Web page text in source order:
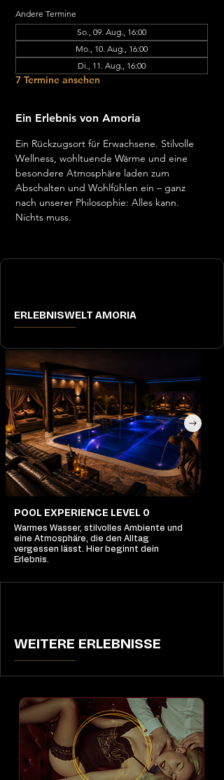
Andere Termine
So., 09. Aug., 16:00
Mo., 10. Aug., 16:00
Di., 11. Aug., 16:00
7 Termine ansehen
Ein Erlebnis von Amoria
Ein Rückzugsort für Erwachsene. Stilvolle
Wellness, wohltuende Wärme und eine
besondere Atmosphäre laden zum
Abschalten und Wohlfühlen ein – ganz
nach unserer Philosophie: Alles kann.
Nichts muss.
ERLEBNISWELT AMORIA
POOL EXPERIENCE LEVEL 0
Warmes Wasser, stilvolles Ambiente und
eine Atmosphäre, die den Alltag
vergessen lässt. Hier beginnt dein
Erlebnis.
WEITERE ERLEBNISSE